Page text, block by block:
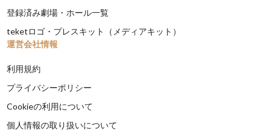
登録済み劇場・ホール一覧
teketロゴ・プレスキット（メディアキット）
運営会社情報
利用規約
プライバシーポリシー
Cookieの利用について
個人情報の取り扱いについて